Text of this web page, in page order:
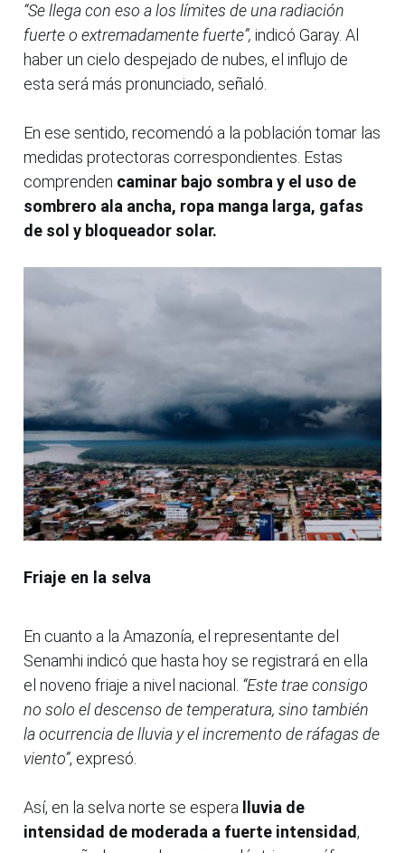
“Se llega con eso a los límites de una radiación
fuerte o extremadamente fuerte”, indicó Garay. Al
haber un cielo despejado de nubes, el influjo de
esta será más pronunciado, señaló.
En ese sentido, recomendó a la población tomar las
medidas protectoras correspondientes. Estas
comprenden caminar bajo sombra y el uso de
sombrero ala ancha, ropa manga larga, gafas
de sol y bloqueador solar.
Friaje en la selva
En cuanto a la Amazonía, el representante del
Senamhi indicó que hasta hoy se registrará en ella
el noveno friaje a nivel nacional. “Este trae consigo
no solo el descenso de temperatura, sino también
la ocurrencia de lluvia y el incremento de ráfagas de
viento”, expresó.
Así, en la selva norte se espera
lluvia de
intensidad de moderada a fuerte intensidad,